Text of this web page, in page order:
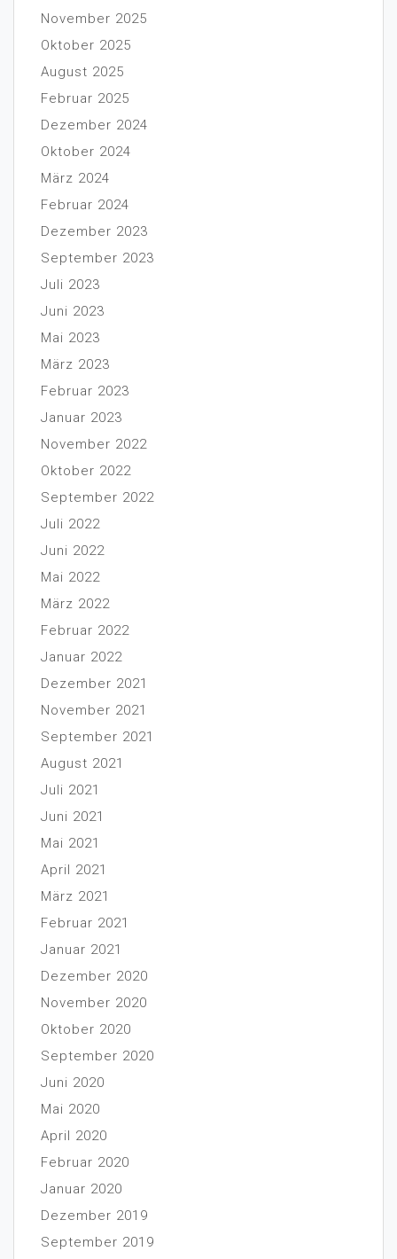
November 2025
Oktober 2025
August 2025
Februar 2025
Dezember 2024
Oktober 2024
März 2024
Februar 2024
Dezember 2023
September 2023
Juli 2023
Juni 2023
Mai 2023
März 2023
Februar 2023
Januar 2023
November 2022
Oktober 2022
September 2022
Juli 2022
Juni 2022
Mai 2022
März 2022
Februar 2022
Januar 2022
Dezember 2021
November 2021
September 2021
August 2021
Juli 2021
Juni 2021
Mai 2021
April 2021
März 2021
Februar 2021
Januar 2021
Dezember 2020
November 2020
Oktober 2020
September 2020
Juni 2020
Mai 2020
April 2020
Februar 2020
Januar 2020
Dezember 2019
September 2019